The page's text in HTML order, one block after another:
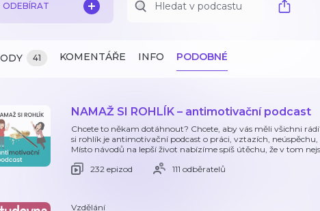
ODEBÍRAT
41 KOMENTÁŘE INFO PODOBNÉ
NAMAŽ SI ROHLÍK – antimotivační podcast
Chcete to někam dotáhnout? Chcete, aby vás měli všichni
si rohlík je antimotivační podcast o práci, vztazích,
Místo návodů na lepší život nabízíme spíš útěchu, že v tom
232 epizod
111 odběratelů
Vzdělání